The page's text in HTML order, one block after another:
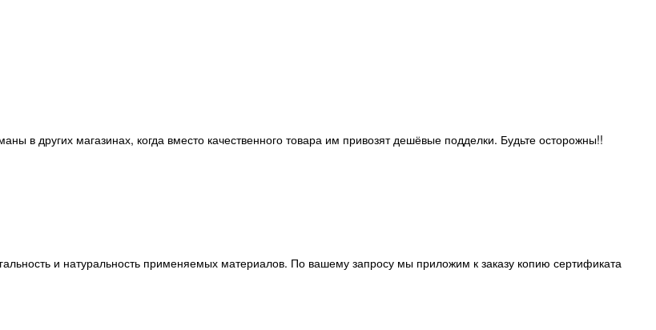
в других магазинах, когда вместо качественного товара им привозят дешёвые подделки. Будьте осторожны!!
и натуральность применяемых материалов. По вашему запросу мы приложим к заказу копию сертификата